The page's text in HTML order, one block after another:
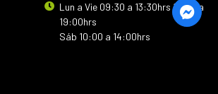
Lun a Vie 09:30 a 13:30hrs 14:30 a
19:00hrs
Sáb 10:00 a 14:00hrs